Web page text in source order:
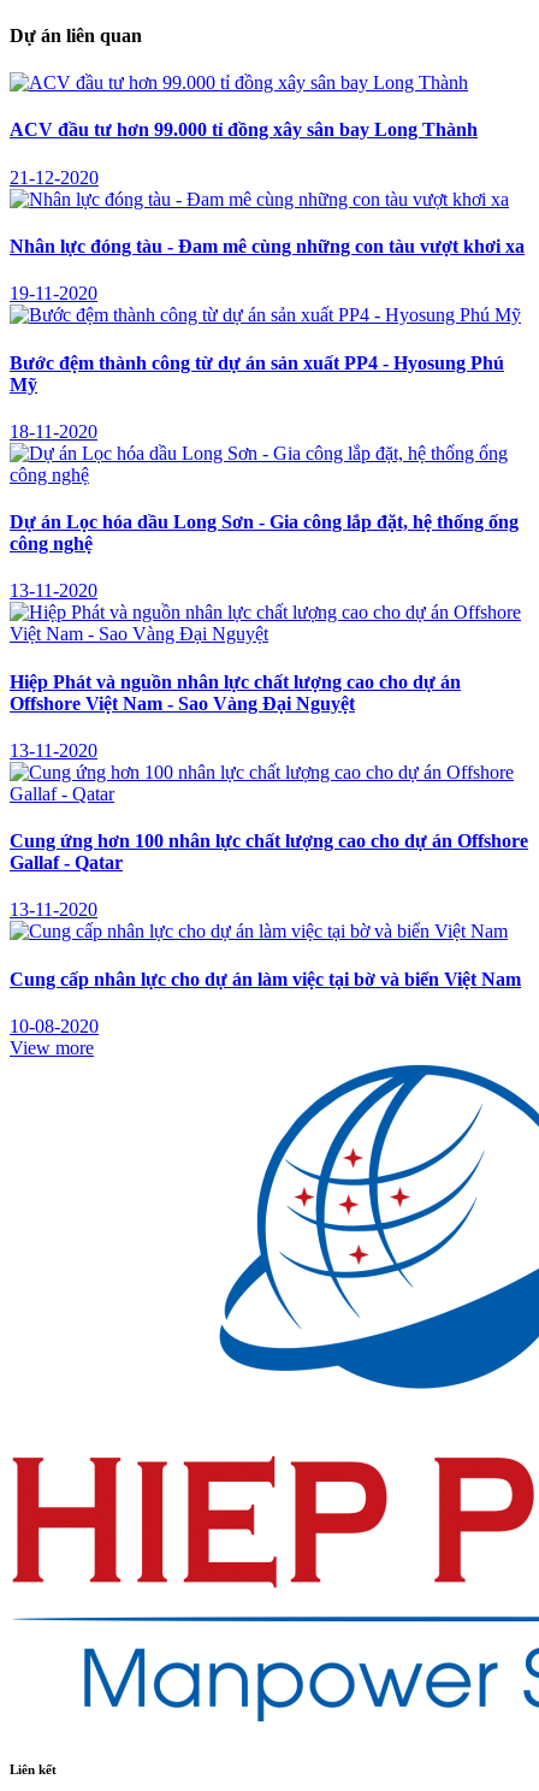
Dự án liên quan
ACV đầu tư hơn 99.000 tỉ đồng xây sân bay Long Thành
21-12-2020
Nhân lực đóng tàu - Đam mê cùng những con tàu vượt khơi xa
19-11-2020
Bước đệm thành công từ dự án sản xuất PP4 - Hyosung Phú
Mỹ
18-11-2020
Dự án Lọc hóa dầu Long Sơn - Gia công lắp đặt, hệ thống ống
công nghệ
13-11-2020
Hiệp Phát và nguồn nhân lực chất lượng cao cho dự án
Offshore Việt Nam - Sao Vàng Đại Nguyệt
13-11-2020
Cung ứng hơn 100 nhân lực chất lượng cao cho dự án Offshore
Gallaf - Qatar
13-11-2020
Cung cấp nhân lực cho dự án làm việc tại bờ và biển Việt Nam
10-08-2020
View more
Liên kết